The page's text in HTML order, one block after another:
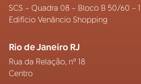
SCS – Quadra 08 – Bloco B 50/60 –
Edifício Venâncio Shopping
Rio de Janeiro RJ
Rua da Relação, nº 18
Centro